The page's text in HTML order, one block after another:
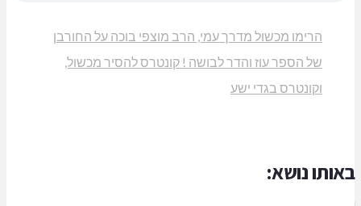
הרימו מכשול מדרך עמי, הרב מוצפי בוכה על החורבן
של הספר עוז והדר לבושה ! קונטרס להסיר מכשול,
וקונטרס בגדי ישע
באותו נושא: